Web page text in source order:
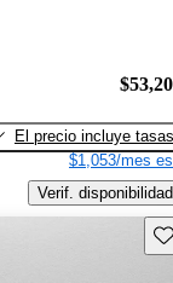
El precio incluye tasas
$1,053/mes
Verif. disponibilidad